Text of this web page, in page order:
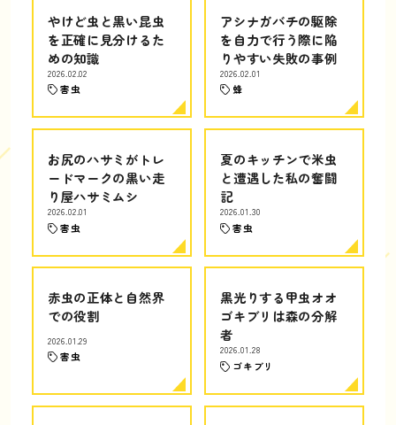
やけど虫と黒い昆虫
を正確に見分けるた
めの知識
2026.02.02
害虫
アシナガバチの駆除
を自力で行う際に陥
りやすい失敗の事例
2026.02.01
蜂
お尻のハサミがトレ
ードマークの黒い走
り屋ハサミムシ
2026.02.01
害虫
夏のキッチンで米虫
と遭遇した私の奮闘
記
2026.01.30
害虫
赤虫の正体と自然界
での役割
2026.01.29
害虫
黒光りする甲虫オオ
ゴキブリは森の分解
者
2026.01.28
ゴキブリ